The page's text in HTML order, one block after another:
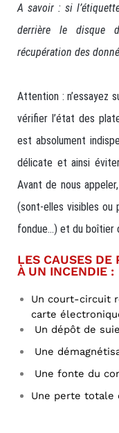
A savoir : si
derrière le disque
récupération des
Attention : n’essayez
vérifier l’état des
est absolument
délicate et ainsi
Avant de nous
(sont-elles visibles ou
fondue…) et du boîtier
LES CAUSES DE
À UN INCENDIE :
Un court-circuit
carte
Un dépôt de suie
Une
Une fonte du
Une perte totale